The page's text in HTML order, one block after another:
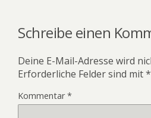
Schreibe einen
Deine E-Mail-Adresse wird
Erforderliche Felder sind mit*
Kommentar*